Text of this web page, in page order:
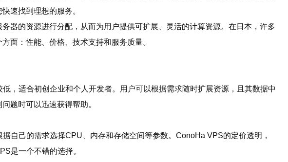
速找到理想的服务。
器的资源进行分配，从而为用户提供可扩展、灵活的计算资源。在日本，许多
面：性能、价格、技术支持和服务质量。
，适合初创企业和个人开发者。用户可以根据需求随时扩展资源，且其数据中
题时可以迅速获得帮助。
自己的需求选择CPU、内存和存储空间等参数。ConoHa VPS的定价透明，
是一个不错的选择。